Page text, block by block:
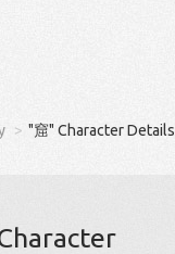
"窟" Character Details